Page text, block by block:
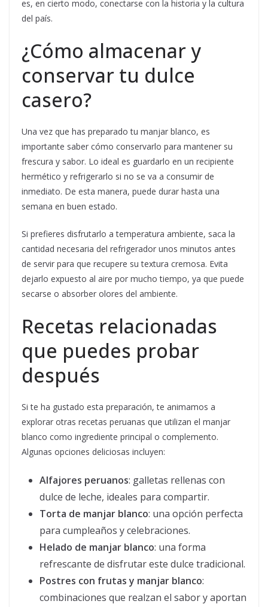
es, en cierto modo, conectarse con la historia y la cultura
del país.
¿Cómo almacenar y
conservar tu dulce
casero?
Una vez que has preparado tu manjar blanco, es
importante saber cómo conservarlo para mantener su
frescura y sabor. Lo ideal es guardarlo en un recipiente
hermético y refrigerarlo si no se va a consumir de
inmediato. De esta manera, puede durar hasta una
semana en buen estado.
Si prefieres disfrutarlo a temperatura ambiente, saca la
cantidad necesaria del refrigerador unos minutos antes
de servir para que recupere su textura cremosa. Evita
dejarlo expuesto al aire por mucho tiempo, ya que puede
secarse o absorber olores del ambiente.
Recetas relacionadas
que puedes probar
después
Si te ha gustado esta preparación, te animamos a
explorar otras recetas peruanas que utilizan el manjar
blanco como ingrediente principal o complemento.
Algunas opciones deliciosas incluyen:
Alfajores peruanos: galletas rellenas con
dulce de leche, ideales para compartir.
Torta de manjar blanco: una opción perfecta
para cumpleaños y celebraciones.
Helado de manjar blanco: una forma
refrescante de disfrutar este dulce tradicional.
Postres con frutas y manjar blanco:
combinaciones que realzan el sabor y aportan